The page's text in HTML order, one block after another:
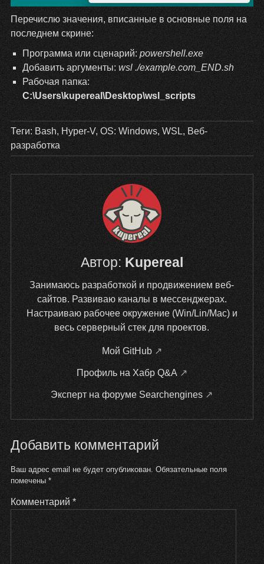
Перечислю значения, вписанные в основные поля на
последнем скрине:
Программа или сценарий: powershell.exe
Добавить аргументы: wsl ./example.com_END.sh
Рабочая папка:
C:\Users\kupereal\Desktop\wsl_scripts
Теги: Bash, Hyper-V,OS: Windows, WSL, Веб-
разработка
Автор: Kupereal
Занимаюсь разработкой и продвижением веб-
сайтов. Развиваю каналы в мессенджерах.
Настраиваю рабочее окружение (Win/Lin/Mac) и
весь серверный стек для проектов.
Мой GitHub
Профиль на Хабр Q&A
Эксперт на форуме Searchengines
Добавить комментарий
Ваш адрес email не будет опубликован. Обязательные поля
помечены *
Комментарий *